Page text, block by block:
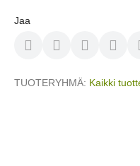
Jaa
TUOTERYHMÄ Kaikki